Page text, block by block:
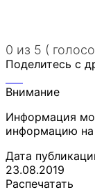
0 из 5 (
Поделитесь с
Внимание
Информация
информацию
Дата
23.08.2019
Распечатать